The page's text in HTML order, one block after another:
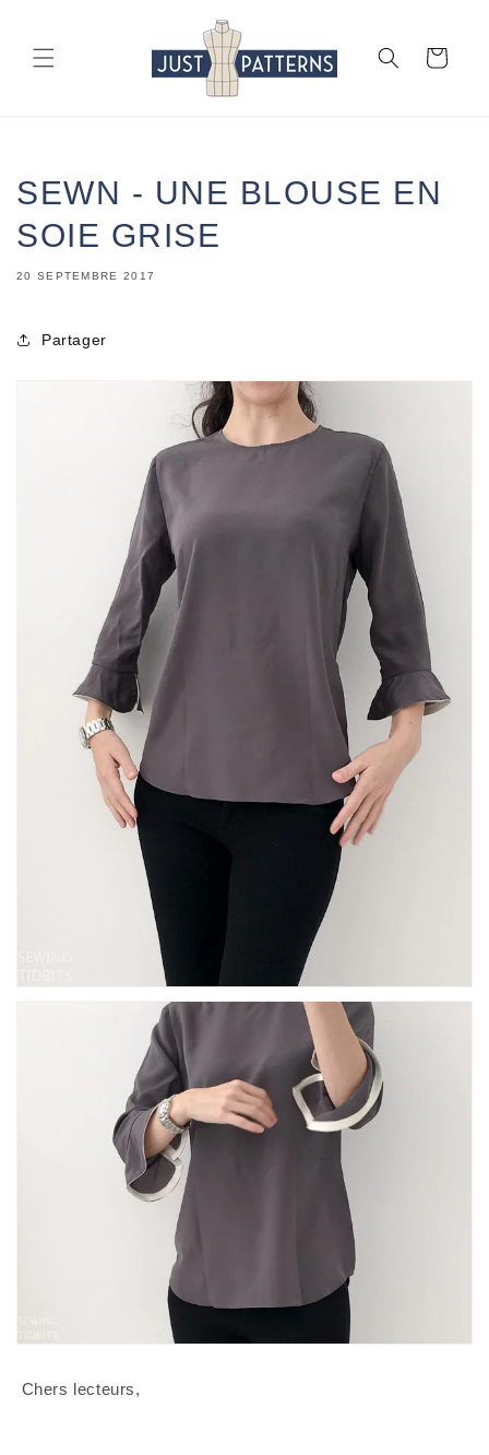
au
contenu
Panier
SEWN - UNE BLOUSE EN
SOIE GRISE
20 SEPTEMBRE 2017
Partager
Chers lecteurs,